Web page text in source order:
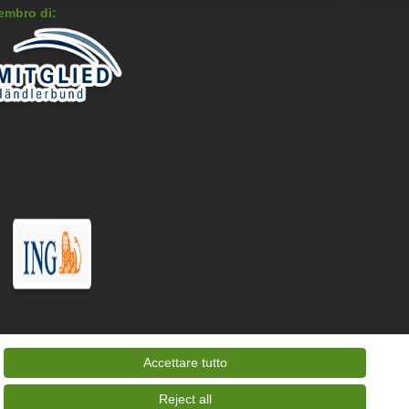
Accettare tutto
Reject all
di: